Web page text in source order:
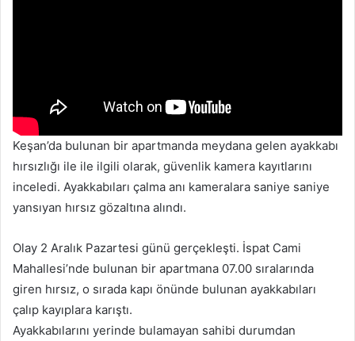
Keşan’da bulunan bir apartmanda meydana gelen ayakkabı
hırsızlığı ile ile ilgili olarak, güvenlik kamera kayıtlarını
inceledi. Ayakkabıları çalma anı kameralara saniye saniye
yansıyan hırsız gözaltına alındı.
Olay 2 Aralık Pazartesi günü gerçekleşti. İspat Cami
Mahallesi’nde bulunan bir apartmana 07.00 sıralarında
giren hırsız, o sırada kapı önünde bulunan ayakkabıları
çalıp kayıplara karıştı.
Ayakkabılarını yerinde bulamayan sahibi durumdan